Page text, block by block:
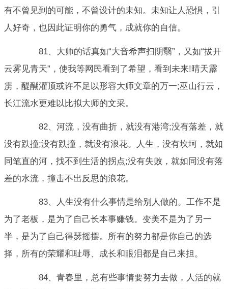
有不曾见到的可能，不曾设计的未知。未知让人恐惧，引
人好奇，也因此证明你的勇气，成就你的自信。
81、大师的话真如“大音希声扫阴翳”，又如“拔开
云雾见青天”，使我等网民看到了希望，看到未来!晴天霹
雳，醍醐灌顶或许不足以形容大师文章的万一;巫山行云，
长江流水更难以比拟大师的文采。
82、河流，没有曲折，就没有港湾;没有落差，就
没有跌撞;没有跌撞，就没有浪花。人生，没有坎坷，就如
同笔直的河，找不到生活的拐点;没有失败，就如同没有落
差的水流，撞击不出反思的浪花。
83、人生没有什么事情是给别人做的。工作不是
为了老板，是为了自己长本事赚钱。变美不是为了另一
半，是为了自己得瑟摇摆。所有的努力都是你自己的选
择，所有的荣耀和耻辱、成长和眼泪都是自己来担。
84、青春里，总有些事情要努力去做，人活的就